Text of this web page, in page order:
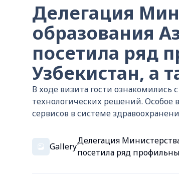
Делегация
образования
посетила ряд
Узбекистан, а
В ходе визита гости
технологических решений.
сервисов в системе
Gallery
Делегация
посетила ряд